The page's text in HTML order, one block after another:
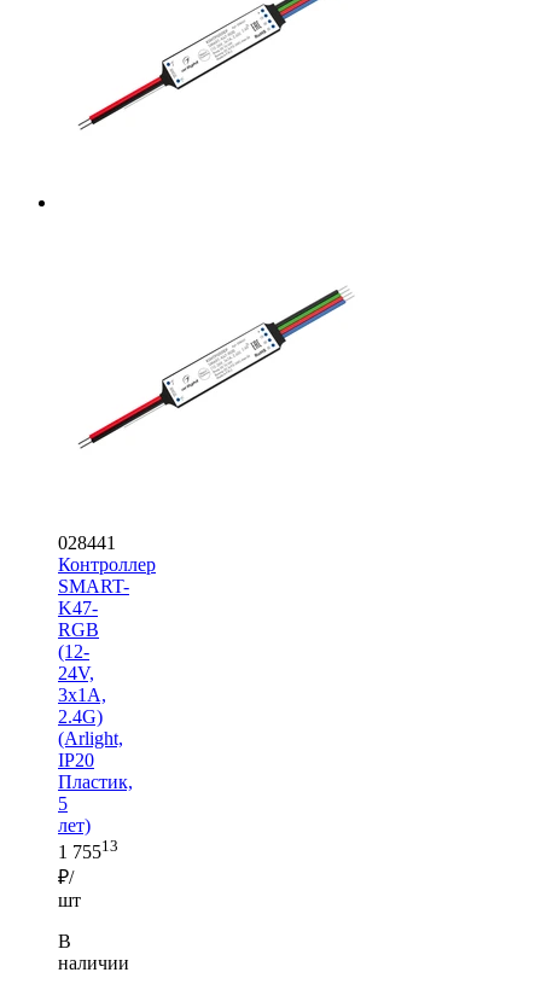
028441
Контроллер
SMART-
K47-
RGB
(12-
24V,
3x1A,
2.4G)
(Arlight,
IP20
Пластик,
5
лет)
1 75513
₽/
шт
В
наличии